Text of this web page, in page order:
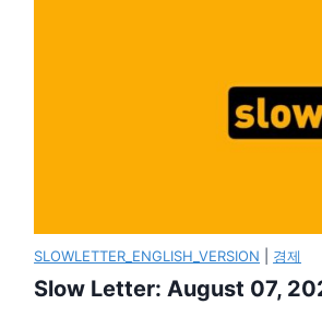
SLOWLETTER_ENGLISH_VERSION 경제
Slow Letter: August 07,